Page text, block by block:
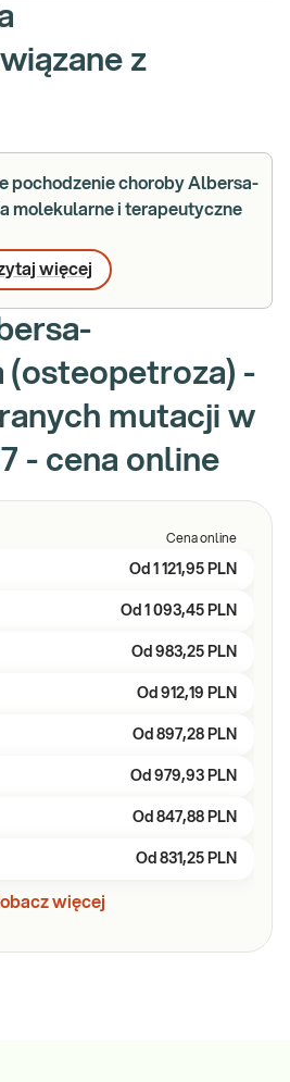
z
pochodzenie choroby Albersa-
molekularne i terapeutyczne
więcej
(osteopetroza) -
mutacji w
- cena online
Cena online
Od 1 121,95 PLN
Od 1 093,45 PLN
Od 983,25 PLN
Od 912,19 PLN
Od 897,28 PLN
Od 979,93 PLN
Od 847,88 PLN
Od 831,25 PLN
więcej